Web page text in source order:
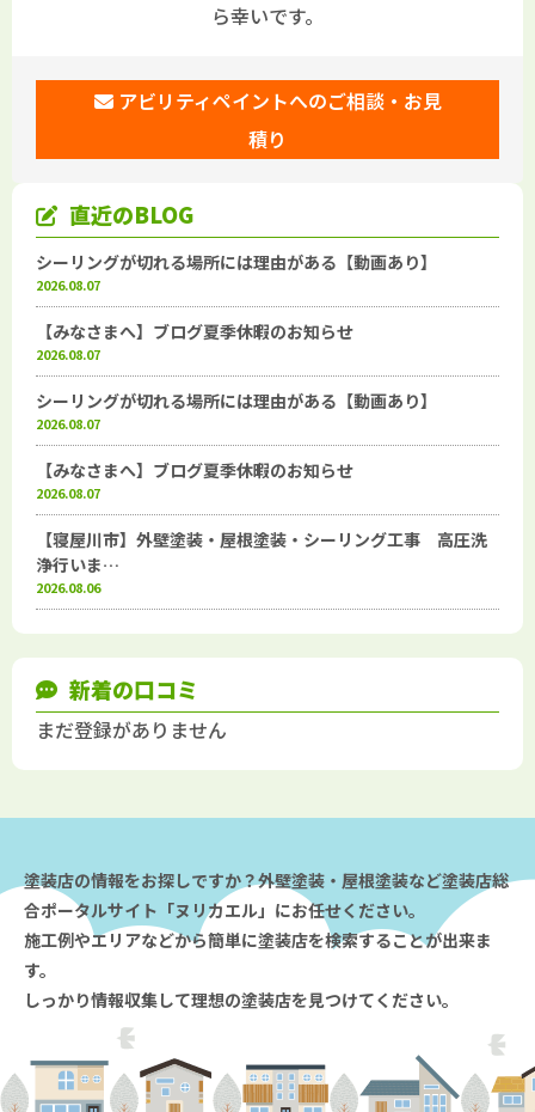
ら幸いです。
アビリティペイントへのご相談・お見
積り
直近のBLOG
シーリングが切れる場所には理由がある【動画あり】
2026.08.07
【みなさまへ】ブログ夏季休暇のお知らせ
2026.08.07
シーリングが切れる場所には理由がある【動画あり】
2026.08.07
【みなさまへ】ブログ夏季休暇のお知らせ
2026.08.07
【寝屋川市】外壁塗装・屋根塗装・シーリング工事 高圧洗
浄行いま…
2026.08.06
新着の口コミ
まだ登録がありません
塗装店の情報をお探しですか？外壁塗装・屋根塗装など塗装店総
合ポータルサイト「ヌリカエル」にお任せください。
施工例やエリアなどから簡単に塗装店を検索することが出来ま
す。
しっかり情報収集して理想の塗装店を見つけてください。